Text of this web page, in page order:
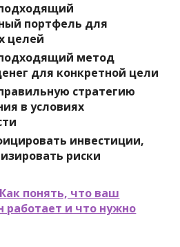
портфель для
целей
метод
для конкретной цели
стратегию
в условиях
инвестиции,
риски
Как понять, что ваш
работает и что нужно